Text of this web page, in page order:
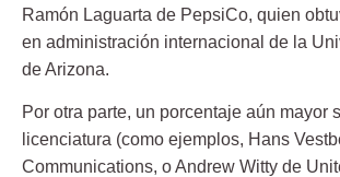
Ramón Laguarta de PepsiCo, quien
en administración internacional de la
de Arizona.
Por otra parte, un porcentaje aún mayor
licenciatura (como ejemplos, Hans
Communications, o Andrew Witty de